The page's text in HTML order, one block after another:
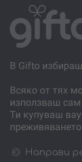
В Gifto
Всяко от тях
използваш
Ти купуваш
Направи